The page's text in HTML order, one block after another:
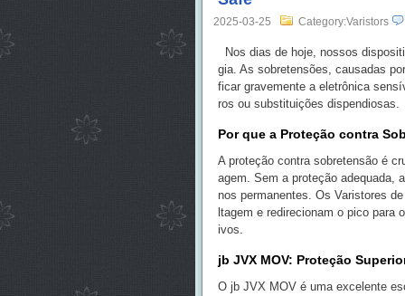
2025-03-25 Category:Varistors
Nos dias de hoje, nossos
gia. As sobretensões, causadas
ficar gravemente a eletrônica
ros ou substituições dispendiosas.
Por que a Proteção contra
A proteção contra sobretensão é
agem. Sem a proteção adequada,
nos permanentes. Os Varistores
ltagem e redirecionam o pico
ivos.
jb JVX MOV: Proteção
O jb JVX MOV é uma excelente